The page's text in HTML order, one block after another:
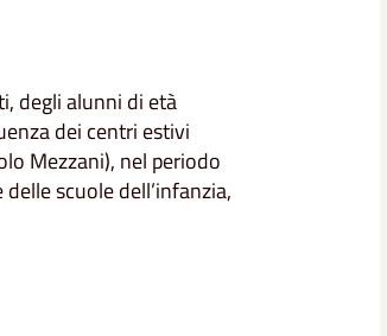
degli alunni di età
dei centri estivi
Mezzani), nel periodo
scuole dell’infanzia,